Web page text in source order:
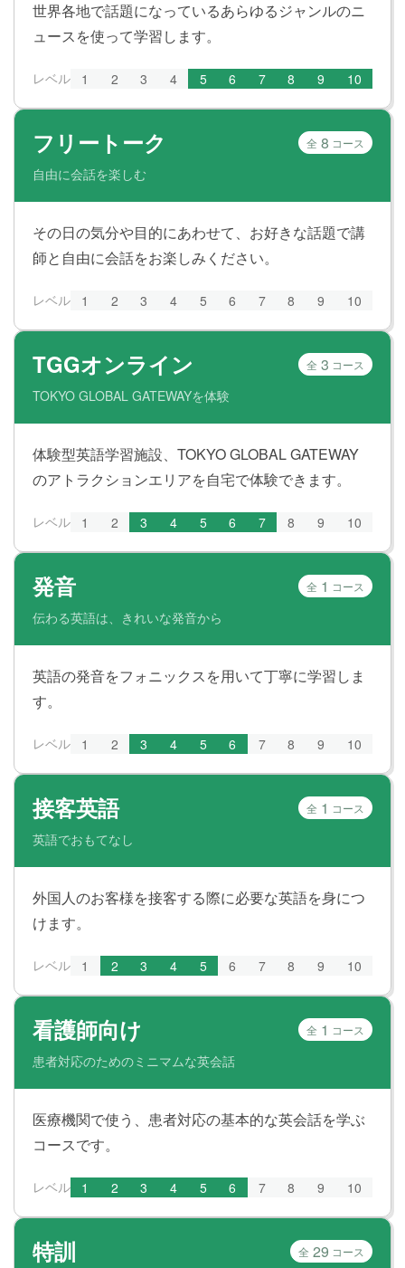
世界各地で話題になっているあらゆるジャンルのニ
ュースを使って学習します。
レベル 1 2 3 4 5 6 7 8 9 10
フリートーク
自由に会話を楽しむ
全 8 コース
その日の気分や目的にあわせて、お好きな話題で講
師と自由に会話をお楽しみください。
レベル 1 2 3 4 5 6 7 8 9 10
TGGオンライン
TOKYO GLOBAL GATEWAYを体験
全 3 コース
体験型英語学習施設、TOKYO GLOBAL GATEWAY
のアトラクションエリアを自宅で体験できます。
レベル 1 2 3 4 5 6 7 8 9 10
発音
伝わる英語は、きれいな発音から
全 1 コース
英語の発音をフォニックスを用いて丁寧に学習しま
す。
レベル 1 2 3 4 5 6 7 8 9 10
接客英語
英語でおもてなし
全 1 コース
外国人のお客様を接客する際に必要な英語を身につ
けます。
レベル 1 2 3 4 5 6 7 8 9 10
看護師向け
患者対応のためのミニマムな英会話
全 1 コース
医療機関で使う、患者対応の基本的な英会話を学ぶ
コースです。
レベル 1 2 3 4 5 6 7 8 9 10
特訓 全 29 コース